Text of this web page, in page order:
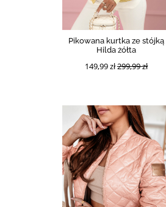
Pikowana kurtka ze stójką
Hilda żółta
149,99 zł299,99 zł